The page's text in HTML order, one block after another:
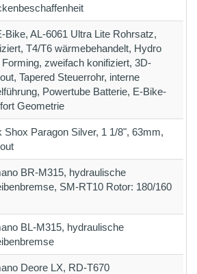
Bike, AL-6061 Ultra Lite Rohrsatz,
T4/T6 wärmebehandelt, Hydro
Forming, zweifach konifiziert, 3D-
Tapered Steuerrohr, interne
Powertube Batterie, E-Bike-
Geometrie
Shox Paragon Silver, 1 1/8", 63mm,
BR-M315, hydraulische
SM-RT10 Rotor: 180/160
BL-M315, hydraulische
Deore LX, RD-T670